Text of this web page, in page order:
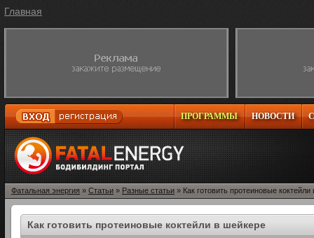
Главная
НОВОСТИ
ПРОГРАММЫ
Фатальная энергия » Статьи » Разные статьи » Как готовить протеиновые
Как готовить протеиновые коктейли в шейкере